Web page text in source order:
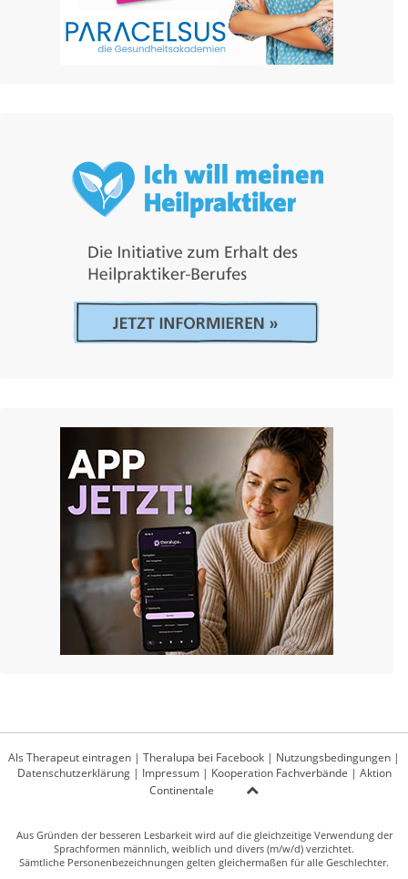
Als Therapeut eintragen | Theralupa bei Facebook | Nutzungsbedingungen |
Datenschutzerklärung| Impressum| Kooperation Fachverbände | Aktion
Continentale
Aus Gründen der besseren Lesbarkeit wird auf die gleichzeitige Verwendung der
Sprachformen männlich, weiblich und divers (m/w/d) verzichtet.
Sämtliche Personenbezeichnungen gelten gleichermaßen für alle Geschlechter.